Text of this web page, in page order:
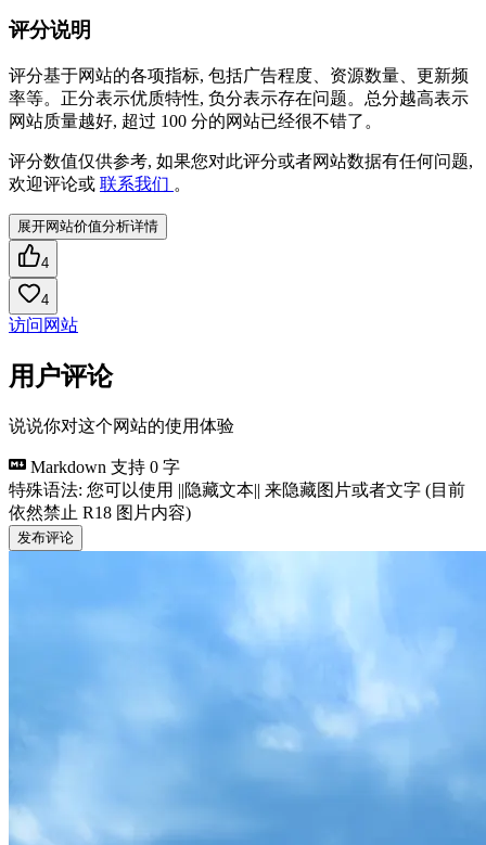
评分说明
评分基于网站的各项指标, 包括广告程度、资源数量、更新频
率等。正分表示优质特性, 负分表示存在问题。总分越高表示
网站质量越好, 超过 100 分的网站已经很不错了。
评分数值仅供参考, 如果您对此评分或者网站数据有任何问题,
欢迎评论或 联系我们 。
展开网站价值分析详情
4
4
访问网站
用户评论
说说你对这个网站的使用体验
Markdown 支持 0 字
特殊语法: 您可以使用 ||隐藏文本|| 来隐藏图片或者文字 (目前
依然禁止 R18 图片内容)
发布评论